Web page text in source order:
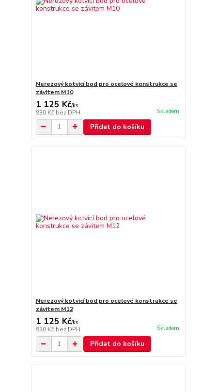
Nerezový kotvicí bod pro ocelové konstrukce se
závitem M10
1 125 Kč/ks
930 Kč bez DPH Skladem
Přidat do košíku
Nerezový kotvicí bod pro ocelové konstrukce se
závitem M12
1 125 Kč/ks
930 Kč bez DPH Skladem
Přidat do košíku